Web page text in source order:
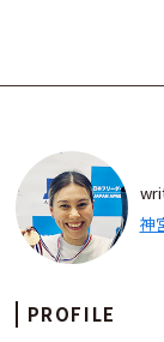
神
PROFILE